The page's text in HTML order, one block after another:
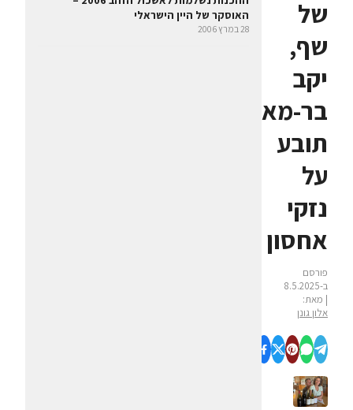
של
שף,
יקב
בר-מאור
תובע
על
נזקי
אחסון
פורסם
ב-8.5.2025
| מאת:
אלון גונן
האוסקר של היין הישראלי
28 במרץ 2006